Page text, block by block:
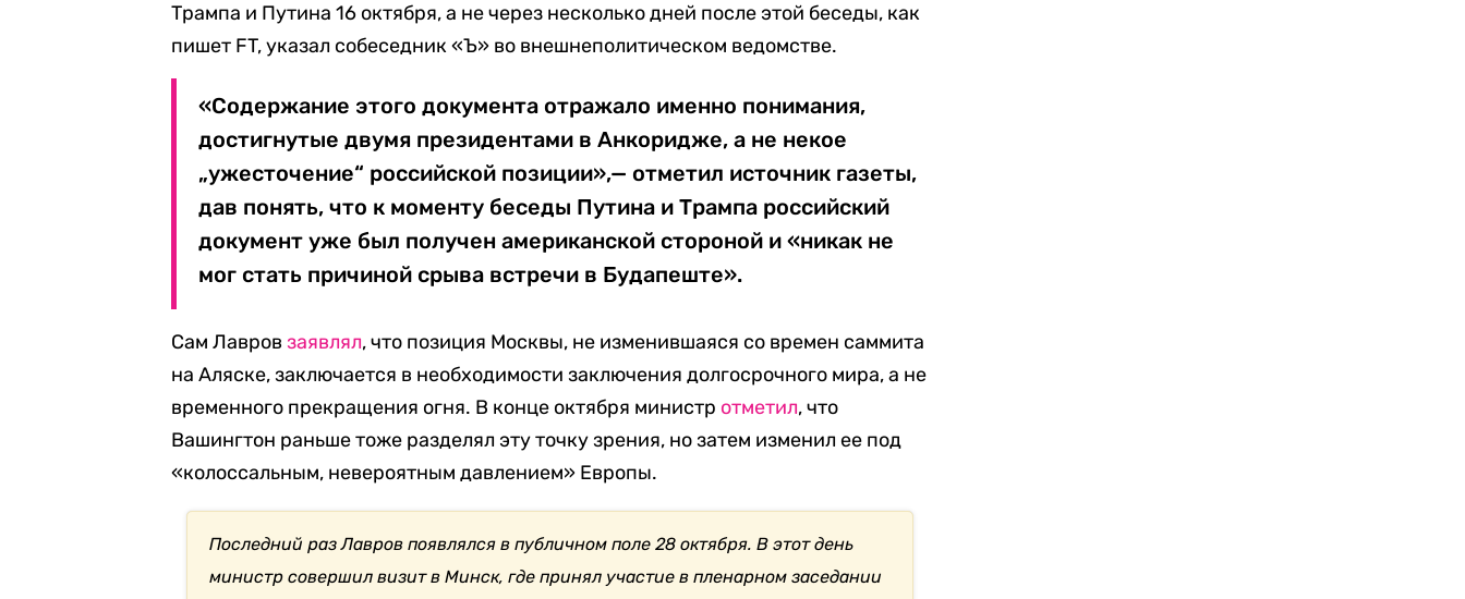
Трампа и Путина 16 октября, а не через несколько дней после этой беседы, как
пишет FT, указал собеседник «Ъ» во внешнеполитическом ведомстве.
«Содержание этого документа отражало именно понимания,
достигнутые двумя президентами в Анкоридже, а не некое
„ужесточение“ российской позиции»,— отметил источник газеты,
дав понять, что к моменту беседы Путина и Трампа российский
документ уже был получен американской стороной и «никак не
мог стать причиной срыва встречи в Будапеште».
Сам Лавровзаявлял, что позиция Москвы, не изменившаяся со времен саммита
на Аляске, заключается в необходимости заключения долгосрочного мира, а не
временного прекращения огня. В конце октября министр отметил, что
Вашингтон раньше тоже разделял эту точку зрения, но затем изменил ее под
«колоссальным, невероятным давлением» Европы.
Последний раз Лавров появлялся в публичном поле 28 октября. В этот день
министр совершил визит в Минск, где принял участие в пленарном заседании